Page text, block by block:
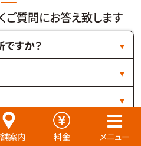
案内 料金 メニュー
ご質問にお答え致します
すか？
いいですか？